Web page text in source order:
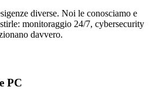
diverse. Noi le conosciamo e
monitoraggio 24/7, cybersecurity
davvero.
PC